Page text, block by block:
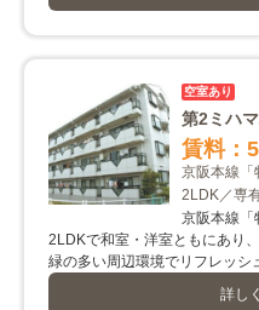
空室あり
第2ミハ
賃料：
京阪本線「
2LDK／専
京阪本線「
2LDKで和室・洋室ともにあり
緑の多い周辺環境でリフレッ
詳し